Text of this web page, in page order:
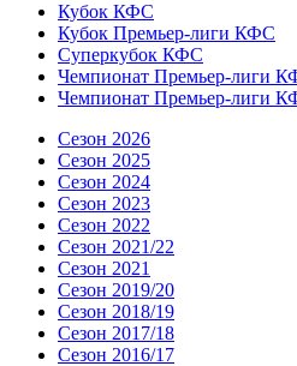
Кубок КФС
Кубок Премьер-лиги КФС
Суперкубок КФС
Чемпионат Премьер-лиги
Чемпионат Премьер-лиги
Сезон 2026
Сезон 2025
Сезон 2024
Сезон 2023
Сезон 2022
Сезон 2021/22
Сезон 2021
Сезон 2019/20
Сезон 2018/19
Сезон 2017/18
Сезон 2016/17